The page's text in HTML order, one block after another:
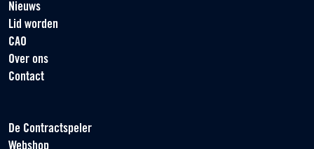
Nieuws
Lid worden
CAO
Over ons
Contact
De Contractspeler